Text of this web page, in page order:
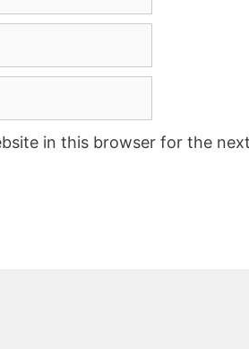
in this browser for the